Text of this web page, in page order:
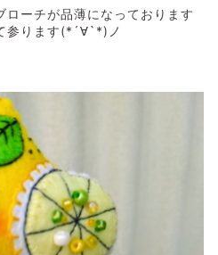
ローチが品薄になっております
参ります(*´∀`*)ノ